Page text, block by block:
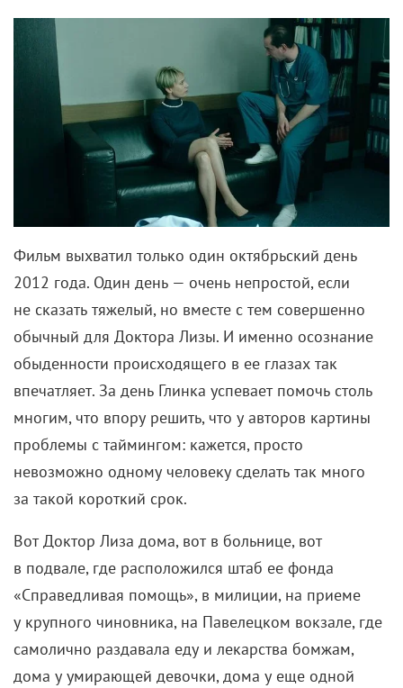
Фильм выхватил только один октябрьский день
2012 года. Один день — очень непростой, если
не сказать тяжелый, но вместе с тем совершенно
обычный для Доктора Лизы. И именно осознание
обыденности происходящего в ее глазах так
впечатляет. За день Глинка успевает помочь столь
многим, что впору решить, что у авторов картины
проблемы с таймингом: кажется, просто
невозможно одному человеку сделать так много
за такой короткий срок.
Вот Доктор Лиза дома, вот в больнице, вот
в подвале, где расположился штаб ее фонда
«Справедливая помощь», в милиции, на приеме
у крупного чиновника, на Павелецком вокзале, где
самолично раздавала еду и лекарства бомжам,
дома у умирающей девочки, дома у еще одной